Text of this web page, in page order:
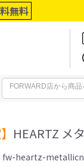
無料
HEARTZ メ
fw-heartz-